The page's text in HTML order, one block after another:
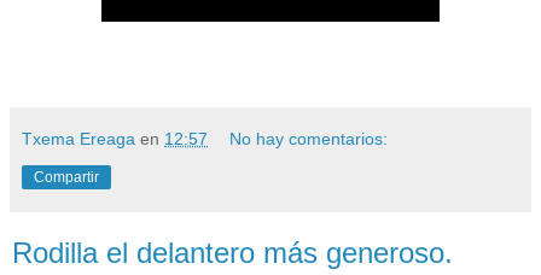
Txema Ereaga en 12:57 No hay comentarios:
Compartir
Rodilla el delantero más generoso.